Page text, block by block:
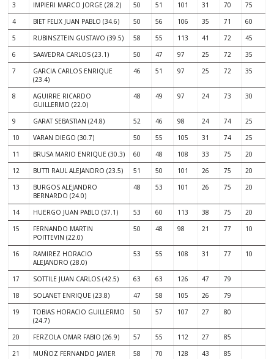
3
IMPIERI MARCO JORGE (28.2) 50 51 101 31 70
75
4
BIET FELIX JUAN PABLO (34.6) 50 56 106 35 71
60
5
RUBINSZTEIN GUSTAVO (39.5) 58 55 113 41 72
45
6
SAAVEDRA CARLOS (23.1) 50 47 97 25 72
35
7
GARCIA CARLOS ENRIQUE
(23.4)
46 51 97 25 72 35
8
AGUIRRE RICARDO
GUILLERMO (22.0)
48 49 97 24 73 30
9 GARAT SEBASTIAN (24.8) 52 46 98 24 74
25
10
VARAN DIEGO (30.7) 50 55 105 31 74
25
11
BRUSA MARIO ENRIQUE (30.3) 60 48 108 33 75
20
12
BUTTI RAUL ALEJANDRO (23.5) 51 50 101 26 75
20
13
BURGOS ALEJANDRO
BERNARDO (24.0)
48 53 101 26 75 20
14 HUERGO JUAN PABLO (37.1) 53 60 113 38 75
20
15
FERNANDO MARTIN
POITTEVIN (22.0)
50 48 98 21 77 10
16
RAMIREZ HORACIO
ALEJANDRO (28.0)
53 55 108 31 77 10
17 SOTTILE JUAN CARLOS (42.5) 63 63 126 47
79
18
SOLANET ENRIQUE (23.8) 47 58 105 26
79
19
TOBIAS HORACIO GUILLERMO
(24.7)
50 57 107 27 80
20 FERZOLA OMAR FABIO (26.9) 57 55 112 27
85
21
MUÑOZ FERNANDO JAVIER
58 70 128 43 85